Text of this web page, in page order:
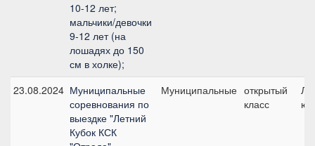
10-12 лет;
мальчики/девочки
9-12 лет (на
лошадях до 150
см в холке);
23.08.2024 Муниципальные
соревнования по
выездке "Летний
Кубок КСК
Муниципальные открытый
класс